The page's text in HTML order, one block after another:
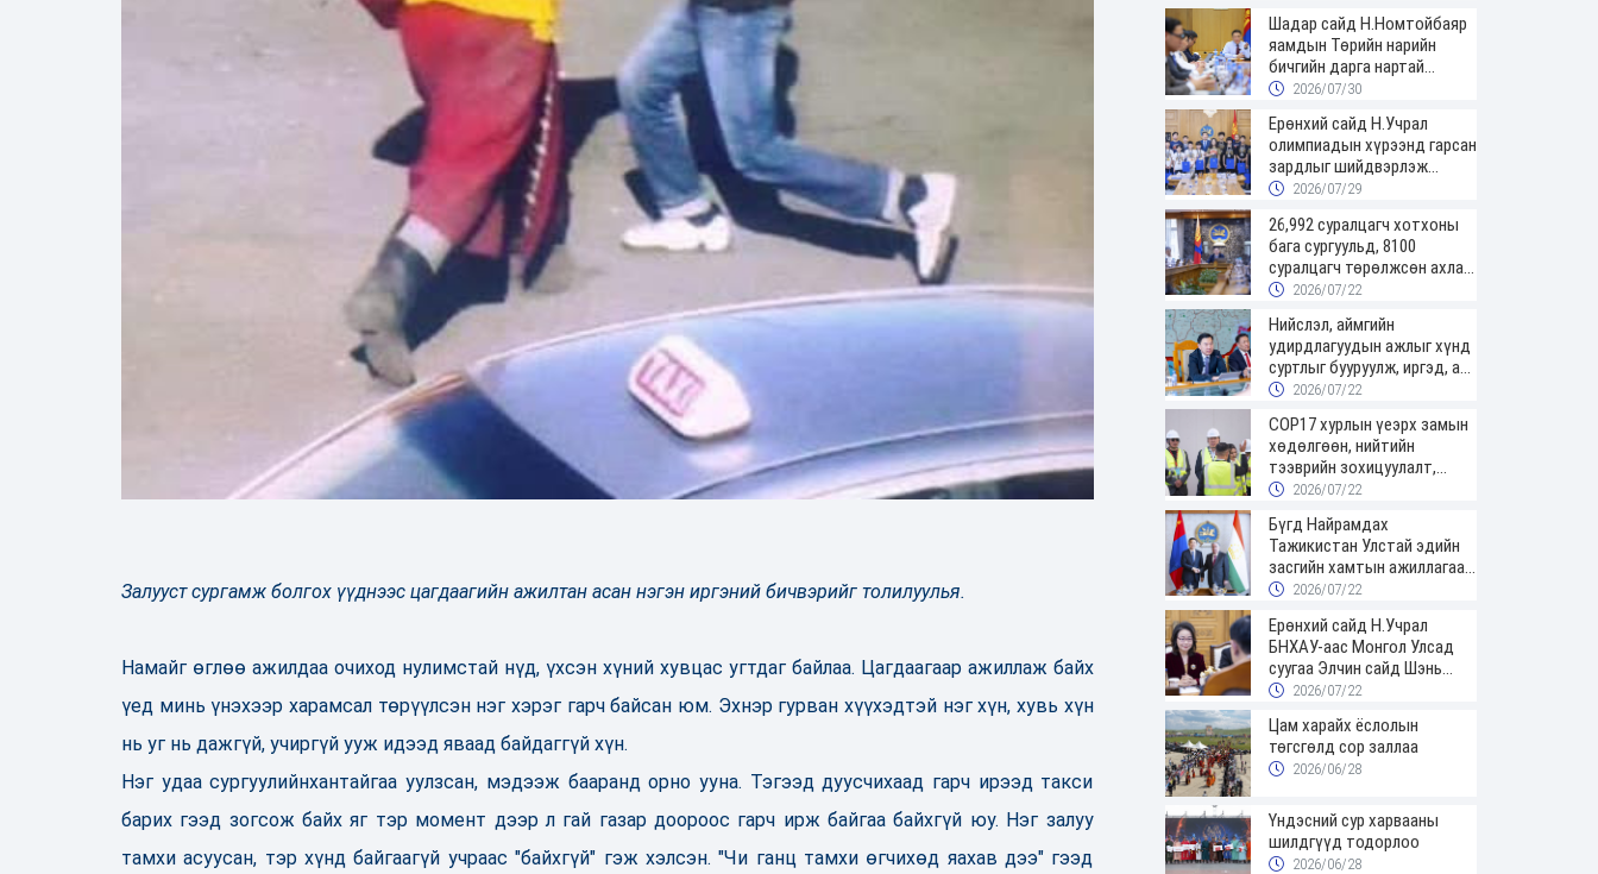
Залууст сургамж болгох үүднээс цагдаагийн ажилтан асан нэгэн иргэний бичвэрийг толилуулья.
Намайг өглөө ажилдаа очиход нулимстай нүд, үхсэн хүний хувцас угтдаг байлаа. Цагдаагаар ажиллаж байх
үед минь үнэхээр харамсал төрүүлсэн нэг хэрэг гарч байсан юм. Эхнэр гурван хүүхэдтэй нэг хүн, хувь хүн
нь уг нь дажгүй, учиргүй ууж идээд яваад байдаггүй хүн.
Нэг удаа сургуулийнхантайгаа уулзсан, мэдээж бааранд орно ууна. Тэгээд дуусчихаад гарч ирээд такси
барих гээд зогсож байх яг тэр момент дээр л гай газар доороос гарч ирж байгаа байхгүй юу. Нэг залуу
тамхи асуусан, тэр хүнд байгаагүй учраас "байхгүй" гэж хэлсэн. "Чи ганц тамхи өгчихөд яахав дээ" гээд
Шадар сайд Н.Номтойбаяр
яамдын Төрийн нарийн
бичгийн дарга нартай
шуурхай хуралдлаа
2026/07/30
Ерөнхий сайд Н.Учрал
олимпиадын хүрээнд гарсан
зардлыг шийдвэрлэж
өгөхөөр болов
2026/07/29
26,992 суралцагч хотхоны
бага сургуульд, 8100
суралцагч төрөлжсөн ахлах
сургуульд суралцана
2026/07/22
Нийслэл, аймгийн
удирдлагуудын ажлыг хүнд
суртлыг бууруулж, иргэд, аж
ахуйн нэгжийн ачааг хэрхэн
2026/07/22
COP17 хурлын үеэрх замын
хөдөлгөөн, нийтийн
тээврийн зохицуулалт,
сургууль, цэцэрлэг, зах,
ажиллах хуваарийг гаргаж,
иргэдэд мэдээлэхийг үүрэг
болголоо
2026/07/22
Бүгд Найрамдах
Тажикистан Улстай эдийн
засгийн хамтын ажиллагааг
өргөжүүлнэ
2026/07/22
Ерөнхий сайд Н.Учрал
БНХАУ-аас Монгол Улсад
суугаа Элчин сайд Шэнь
Миньжюанийг хүлээн авч
2026/07/22
Цам харайх ёслолын
төгсгөлд сор заллаа
2026/06/28
Үндэсний сур харвааны
шилдгүүд тодорлоо
2026/06/28